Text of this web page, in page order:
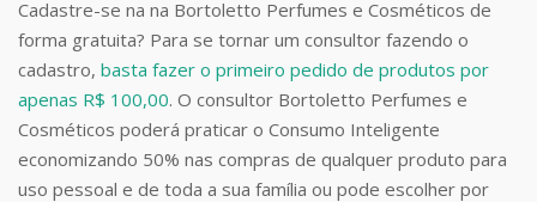
Cadastre-se na na Bortoletto Perfumes e Cosméticos de
forma gratuita? Para se tornar um consultor fazendo o
cadastro, basta fazer o primeiro pedido de produtos por
apenas R$ 100,00. O consultor Bortoletto Perfumes e
Cosméticos poderá praticar o Consumo Inteligente
economizando 50% nas compras de qualquer produto para
uso pessoal e de toda a sua família ou pode escolher por